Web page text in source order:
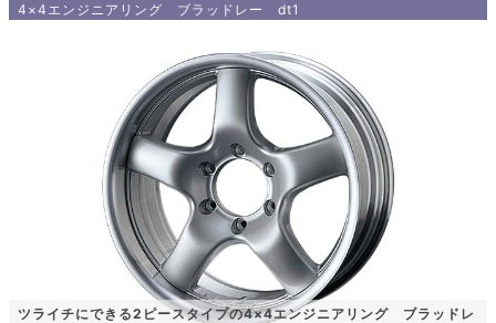
4×4エンジニアリング ブラッドレー dt1
ツライチにできる2ピースタイプの4×4エンジニアリング ブラッドレ